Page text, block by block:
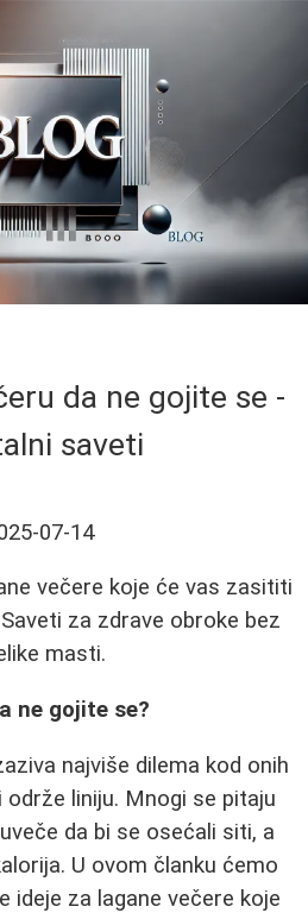
da ne gojite se -
saveti
07-14
večere koje će vas zasititi
za zdrave obroke bez
masti.
ne gojite se?
najviše dilema kod onih
liniju. Mnogi se pitaju
da bi se osećali siti, a
U ovom članku ćemo
ideje za lagane večere koje